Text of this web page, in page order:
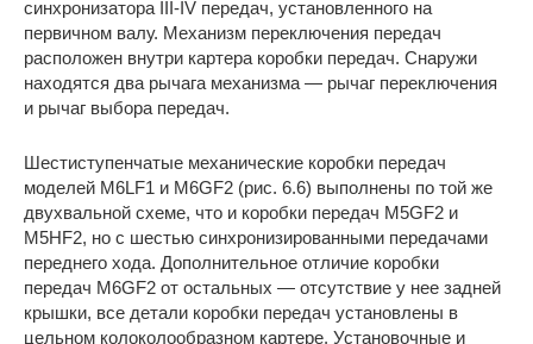
синхронизатора III-IV передач, установленного на
первичном валу. Механизм переключения передач
расположен внутри картера коробки передач. Снаружи
находятся два рычага механизма — рычаг переключения
и рычаг выбора передач.
Шестиступенчатые механические коробки передач
моделей M6LF1 и M6GF2 (рис. 6.6) выполнены по той же
двухвальной схеме, что и коробки передач M5GF2 и
M5HF2, но с шестью синхронизированными передачами
переднего хода. Дополнительное отличие коробки
передач M6GF2 от остальных — отсутствие у нее задней
крышки, все детали коробки передач установлены в
цельном колоколообразном картере. Установочные и